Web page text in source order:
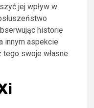
jej wpływ w
historię
innym aspekcie
swoje własne